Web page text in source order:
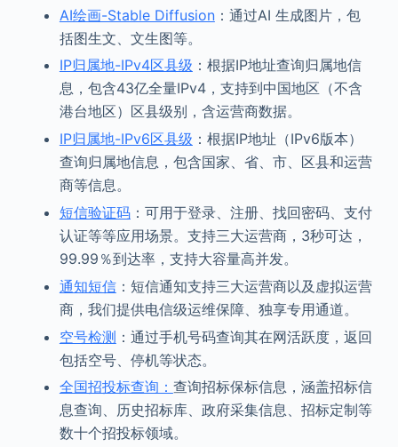
AI绘画-Stable Diffusion：通过AI 生成图片，包
括图生文、文生图等。
IP归属地-IPv4区县级 ：根据IP地址查询归属地信
息，包含43亿全量IPv4，支持到中国地区（不含
港台地区）区县级别，含运营商数据。
IP归属地-IPv6区县级 ：根据IP地址（IPv6版本）
查询归属地信息，包含国家、省、市、区县和运营
商等信息。
短信验证码：可用于登录、注册、找回密码、支付
认证等等应用场景。支持三大运营商，3秒可达，
99.99％到达率，支持大容量高并发。
通知短信：短信通知支持三大运营商以及虚拟运营
商，我们提供电信级运维保障、独享专用通道。
空号检测 ：通过手机号码查询其在网活跃度，返回
包括空号、停机等状态。
全国招投标查询： 查询招标保标信息，涵盖招标信
息查询、历史招标库、政府采集信息、招标定制等
数十个招投标领域。